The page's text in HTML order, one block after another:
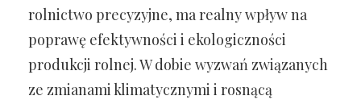
rolnictwo precyzyjne, ma realny wpływ na
poprawę efektywności i ekologiczności
produkcji rolnej. W dobie wyzwań związanych
ze zmianami klimatycznymi i rosnącą